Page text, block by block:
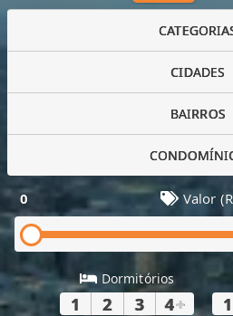
CIDADES
BAIRROS
0 Valor
Dormitórios
1 2 3 4+ 1